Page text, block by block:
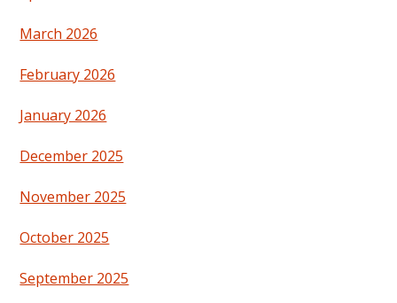
March 2026
February 2026
January 2026
December 2025
November 2025
October 2025
September 2025